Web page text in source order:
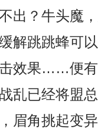
出？牛头魔
解跳跳蜂可
效果……便
乱已经将盟
眉角挑起变